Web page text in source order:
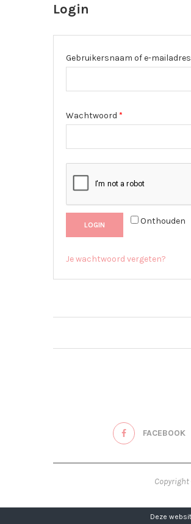
Login
Gebruikersnaam of e-mailadres
Wachtwoord *
Onthouden
LOGIN
Je wachtwoord vergeten?
FACEBOOK
Copyright
Deze